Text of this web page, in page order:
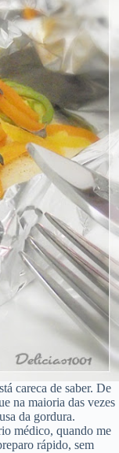
careca de saber. De
na maioria das vezes
da gordura.
médico, quando me
rápido, sem